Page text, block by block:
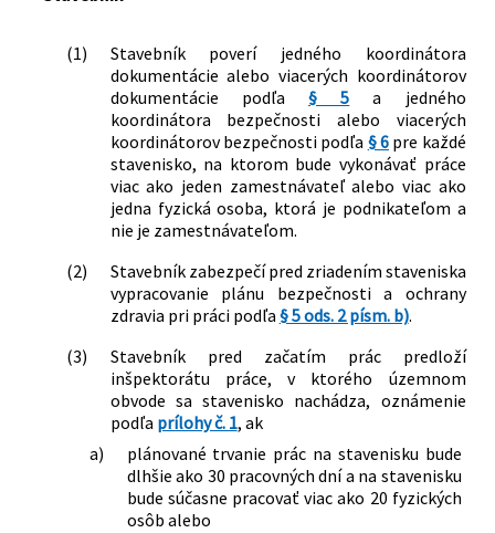
(1)
Stavebník poverí jedného koordinátora
dokumentácie alebo viacerých koordinátorov
dokumentácie podľa§ 5 a jedného
koordinátora bezpečnosti alebo viacerých
koordinátorov bezpečnosti podľa § 6 pre každé
stavenisko, na ktorom bude vykonávať práce
viac ako jeden zamestnávateľ alebo viac ako
jedna fyzická osoba, ktorá je podnikateľom a
nie je zamestnávateľom.
(2)
Stavebník zabezpečí pred zriadením staveniska
vypracovanie plánu bezpečnosti a ochrany
zdravia pri práci podľa § 5 ods. 2 písm. b).
(3)
Stavebník pred začatím prác predloží
inšpektorátu práce, v ktorého územnom
obvode sa stavenisko nachádza, oznámenie
podľa prílohy č. 1, ak
a)
plánované trvanie prác na stavenisku bude
dlhšie ako 30 pracovných dní a na stavenisku
bude súčasne pracovať viac ako 20 fyzických
osôb alebo